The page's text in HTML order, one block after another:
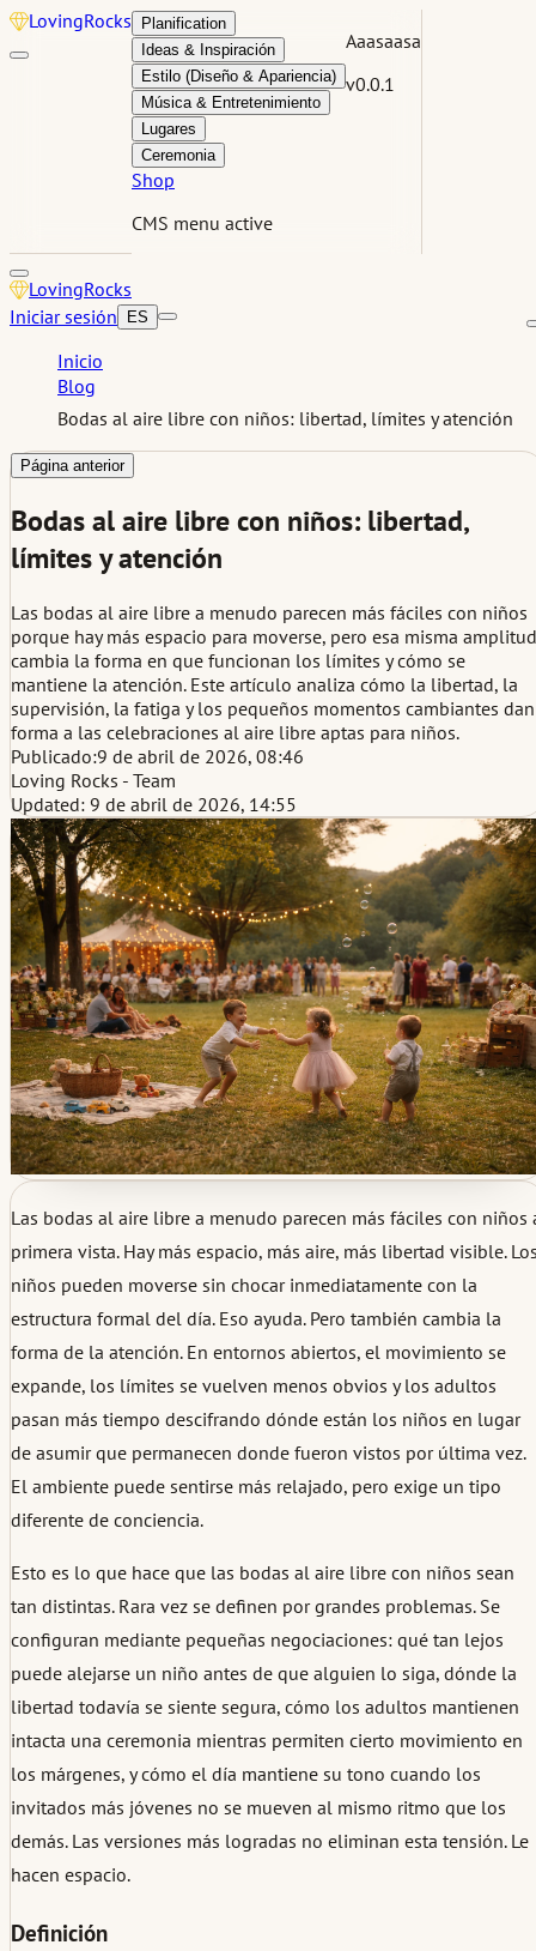
LovingRocks
Planification
Ideas & Inspiración
Estilo (Diseño & Apariencia)
Música & Entretenimiento
Lugares
Ceremonia
Shop
CMS menu active
Aaasaasa
v0.0.1
LovingRocks
Iniciar sesión
ES
Inicio
Blog
Bodas al aire libre con niños: libertad, límites y atención
Página anterior
Bodas al aire libre con niños: libertad,
límites y atención
Las bodas al aire libre a menudo parecen más fáciles con niños
porque hay más espacio para moverse, pero esa misma amplitud
cambia la forma en que funcionan los límites y cómo se
mantiene la atención. Este artículo analiza cómo la libertad, la
supervisión, la fatiga y los pequeños momentos cambiantes dan
forma a las celebraciones al aire libre aptas para niños.
Publicado:9 de abril de 2026, 08:46
Loving Rocks - Team
Updated: 9 de abril de 2026, 14:55
Las bodas al aire libre a menudo parecen más fáciles con niños
primera vista. Hay más espacio, más aire, más libertad visible.
niños pueden moverse sin chocar inmediatamente con la
estructura formal del día. Eso ayuda. Pero también cambia la
forma de la atención. En entornos abiertos, el movimiento se
expande, los límites se vuelven menos obvios y los adultos
pasan más tiempo descifrando dónde están los niños en lugar
de asumir que permanecen donde fueron vistos por última vez.
El ambiente puede sentirse más relajado, pero exige un tipo
diferente de conciencia.
Esto es lo que hace que las bodas al aire libre con niños sean
tan distintas. Rara vez se definen por grandes problemas. Se
configuran mediante pequeñas negociaciones: qué tan lejos
puede alejarse un niño antes de que alguien lo siga, dónde la
libertad todavía se siente segura, cómo los adultos mantienen
intacta una ceremonia mientras permiten cierto movimiento en
los márgenes, y cómo el día mantiene su tono cuando los
invitados más jóvenes no se mueven al mismo ritmo que los
demás. Las versiones más logradas no eliminan esta tensión. Le
hacen espacio.
Definición